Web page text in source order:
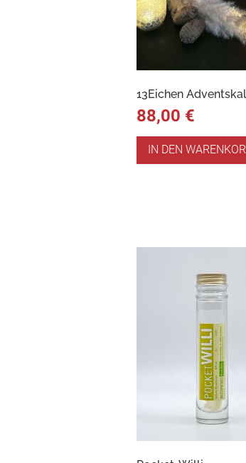
13Eichen
88,00 €
IN DEN